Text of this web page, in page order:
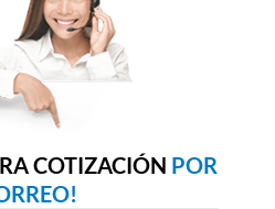
COTIZACIÓN POR